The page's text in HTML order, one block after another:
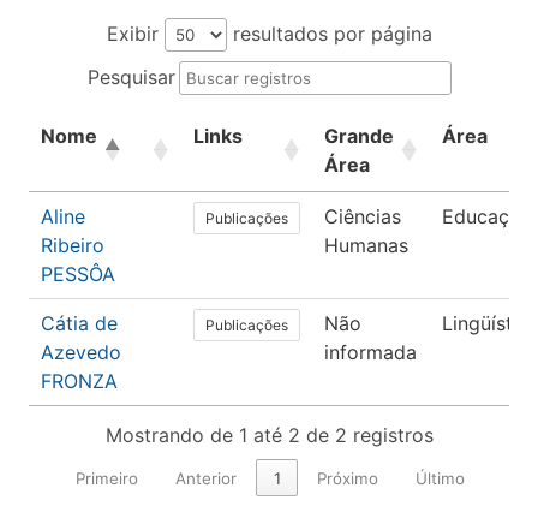
Exibir
resultados por página
Pesquisar
Nome Links
Grande
Área
Área
Aline
Ribeiro
PESSÔA
Publicações
Ciências
Humanas
Educação
Cátia de
Azevedo
FRONZA
Publicações
Não
informada
Lingüística
Mostrando de 1 até 2 de 2 registros
Primeiro Anterior 1 Próximo Último